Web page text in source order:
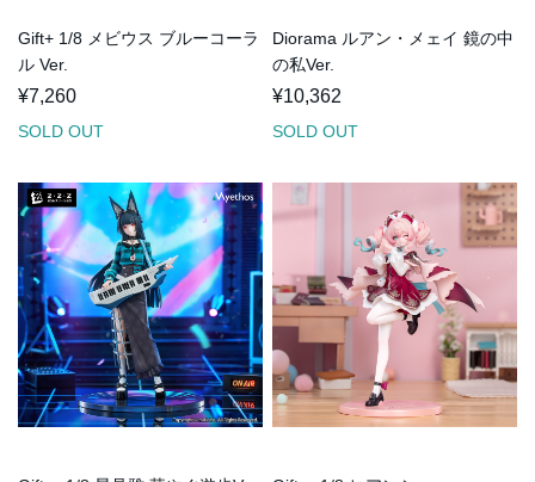
Gift+ 1/8 メビウス ブルーコーラ
ル Ver.
¥7,260
SOLD OUT
Diorama ルアン・メェイ 鏡の中
の私Ver.
¥10,362
SOLD OUT